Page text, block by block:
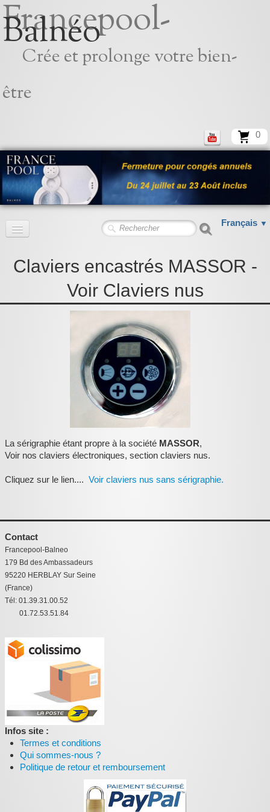
Francepool-
Balnéo
Crée et prolonge votre bien-
être
0
Français ▼
Pièces détachées
Pompes Piscine
Prestations Atelier
Composants électroniques
.
:
Claviers encastrés MASSOR -
Voir Claviers nus
La sérigraphie étant propre à la société MASSOR,
Voir nos claviers électroniques, section claviers nus.
Cliquez sur le lien.... Voir claviers nus sans sérigraphie.
Contact
Francepool-Balneo
179 Bd des Ambassadeurs
95220 HERBLAY Sur Seine
(France)
Tél: 01.39.31.00.52
01.72.53.51.84
Infos site :
Termes et conditions
Qui sommes-nous ?
Politique de retour et remboursement